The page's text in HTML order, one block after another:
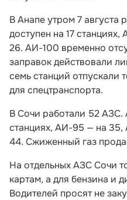
В Анапе утром 7
доступен на 17
26. АИ-100 временно
заправок действовали
семь станций отпускали
для спецтранспорта.
В Сочи работали 52
станциях, АИ-95 — на 35,
44. Сжиженный газ
На отдельных АЗС Сочи
картам, а для бензина и
Водителей просят не